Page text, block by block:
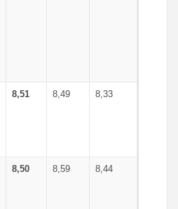
8,51 8,49 8,33
8,50 8,59 8,44